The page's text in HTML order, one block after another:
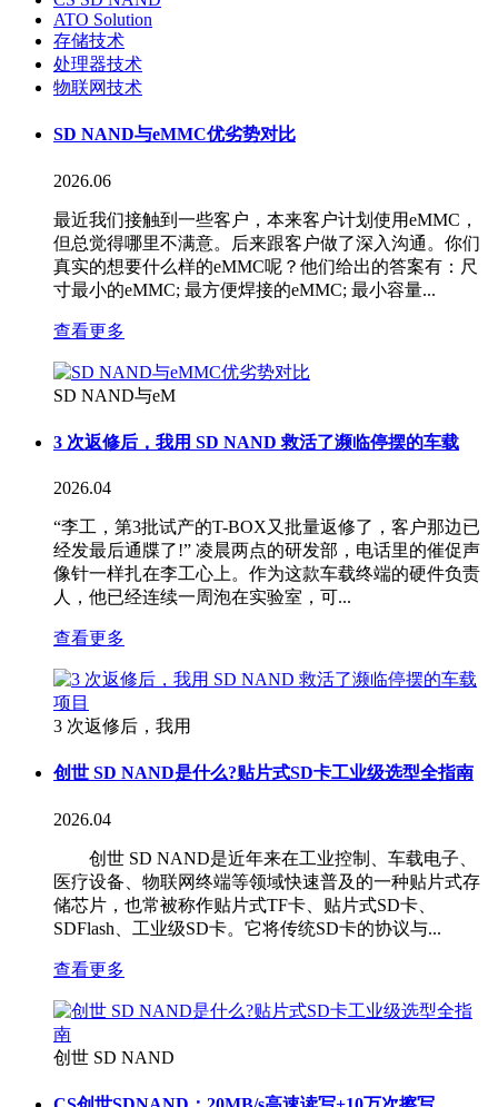
ATO Solution
存储技术
处理器技术
物联网技术
SD NAND与eMMC优劣势对比
2026.06
最近我们接触到一些客户，本来客户计划使用eMMC，
但总觉得哪里不满意。后来跟客户做了深入沟通。你们
真实的想要什么样的eMMC呢？他们给出的答案有：尺
寸最小的eMMC; 最方便焊接的eMMC; 最小容量...
查看更多
SD NAND与eM
3 次返修后，我用 SD NAND 救活了濒临停摆的车载
2026.04
“李工，第3批试产的T-BOX又批量返修了，客户那边已
经发最后通牒了!” 凌晨两点的研发部，电话里的催促声
像针一样扎在李工心上。作为这款车载终端的硬件负责
人，他已经连续一周泡在实验室，可...
查看更多
3 次返修后，我用
创世 SD NAND是什么?贴片式SD卡工业级选型全指南
2026.04
创世 SD NAND是近年来在工业控制、车载电子、
医疗设备、物联网终端等领域快速普及的一种贴片式存
储芯片，也常被称作贴片式TF卡、贴片式SD卡、
SDFlash、工业级SD卡。它将传统SD卡的协议与...
查看更多
创世 SD NAND